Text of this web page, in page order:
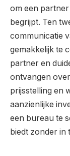
om een
begrijpt. Ten
communicatie
gemakkelijk te
partner en
ontvangen
prijsstelling en
aanzienlijke
een bureau te
biedt zonder in